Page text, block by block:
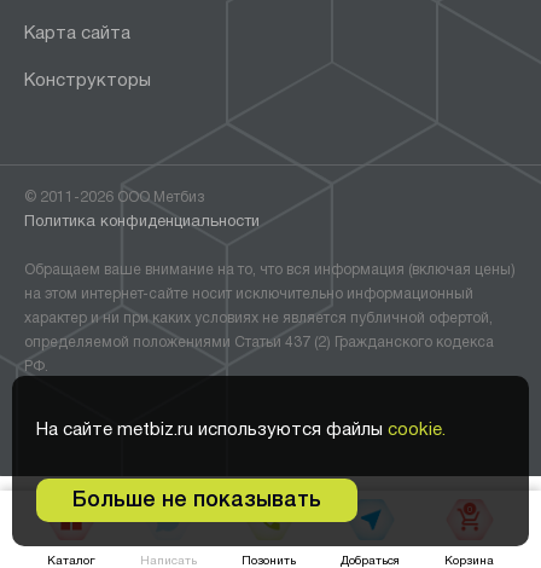
Каталог Написать Позонить Добраться
0
Корзина
На сайте metbiz.ru используются файлы cookie.
Больше не показывать
Карта сайта
Конструкторы
© 2011-2026 ООО Метбиз
Политика конфиденциальности
Обращаем ваше внимание на то, что вся информация (включая цены)
на этом интернет-сайте носит исключительно информационный
характер и ни при каких условиях не является публичной офертой,
определяемой положениями Статьи 437 (2) Гражданского кодекса
РФ.